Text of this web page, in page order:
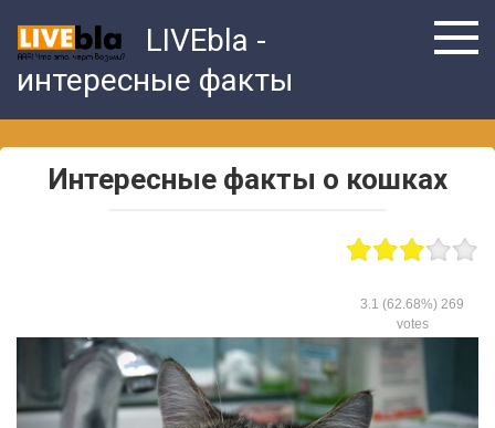
content
LIVEbla -
интересные факты
Интересные факты о кошках
3.1 (62.68%) 269
votes